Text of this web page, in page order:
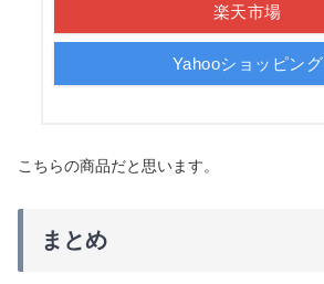
楽天市場
Yahooショッピング
こちらの商品だと思います。
まとめ